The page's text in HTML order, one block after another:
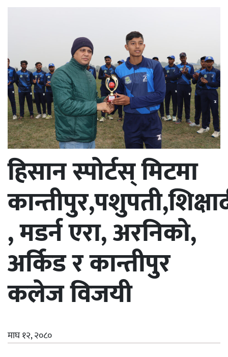
हिसान स्पोर्टस् मिटमा
, मडर्न एरा, अरनिको,
अर्किड र कान्तीपुर
कलेज विजयी
माघ १२, २०८०